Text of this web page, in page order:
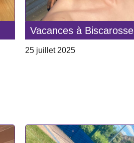
Vacances à Biscarosse
25 juillet 2025